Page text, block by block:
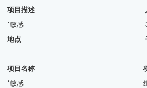
项目描述 人员
*敏感
地点 子
项目名称 项目
*敏感 组织级